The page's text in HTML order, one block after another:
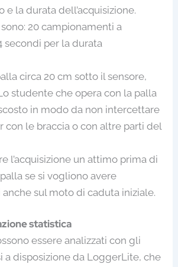
e la durata dell’acquisizione.
20 campionamenti a
secondi per la durata
circa 20 cm sotto il sensore,
studente che opera con la palla
in modo da non intercettare
con le braccia o con altre parti del
l’acquisizione un attimo prima di
se si vogliono avere
anche sul moto di caduta iniziale.
statistica
essere analizzati con gli
a disposizione da LoggerLite, che